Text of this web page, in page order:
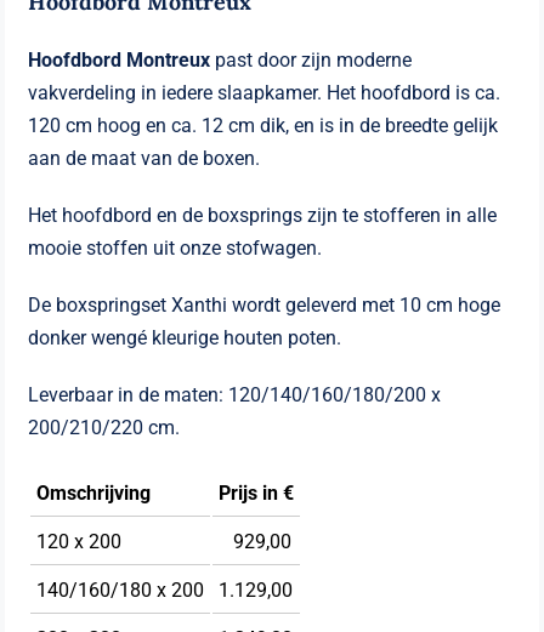
Hoofdbord Montreux past door zijn moderne
vakverdeling in iedere slaapkamer. Het hoofdbord is ca.
120 cm hoog en ca. 12 cm dik, en is in de breedte gelijk
aan de maat van de boxen.
Het hoofdbord en de boxsprings zijn te stofferen in alle
mooie stoffen uit onze stofwagen.
De boxspringset Xanthi wordt geleverd met 10 cm hoge
donker wengé kleurige houten poten.
Leverbaar in de maten: 120/140/160/180/200 x
200/210/220 cm.
Omschrijving Prijs in €
120 x 200 929,00
140/160/180 x 200 1.129,00